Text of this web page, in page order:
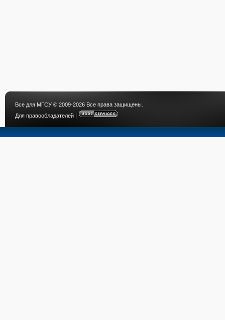
Все для МГСУ© 2009-2026 Все права защищены.
Для правообладателей|